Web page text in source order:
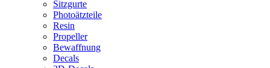
Sitzgurte
Photoätzteile
Resin
Propeller
Bewaffnung
Decals